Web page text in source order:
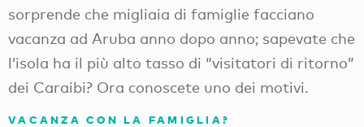
sorprende che migliaia di famiglie facciano
vacanza ad Aruba anno dopo anno; sapevate che
l’isola ha il più alto tasso di “visitatori di ritorno”
dei Caraibi? Ora conoscete uno dei motivi.
VACANZA CON LA FAMIGLIA?